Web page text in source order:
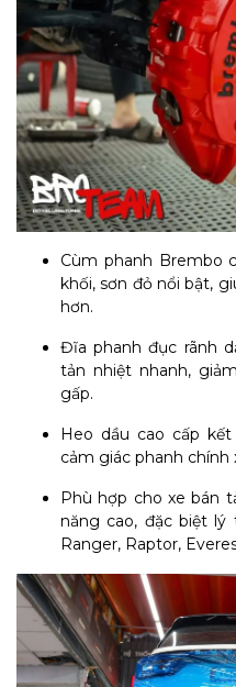
Cùm phanh Brembo
khối, sơn đỏ nổi bật,
hơn.
Đĩa phanh đục rãnh
tản nhiệt nhanh,
gấp.
Heo dầu cao cấp
cảm giác phanh chính
Phù hợp cho xe bán
năng cao, đặc biệt
Ranger, Raptor,